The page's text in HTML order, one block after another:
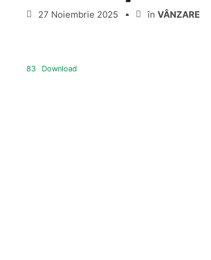
27 Noiembrie 2025 în VÂNZARE
83 Download